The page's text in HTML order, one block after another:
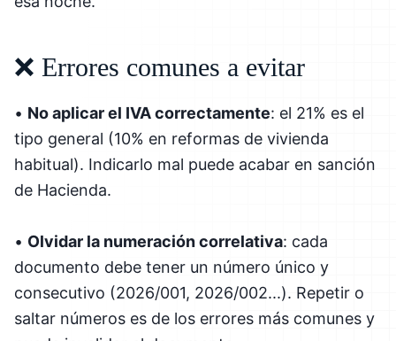
❌ Errores comunes a evitar
• No aplicar el IVA correctamente: el 21% es el
tipo general (10% en reformas de vivienda
habitual). Indicarlo mal puede acabar en sanción
de Hacienda.
• Olvidar la numeración correlativa: cada
documento debe tener un número único y
consecutivo (2026/001, 2026/002...). Repetir o
saltar números es de los errores más comunes y